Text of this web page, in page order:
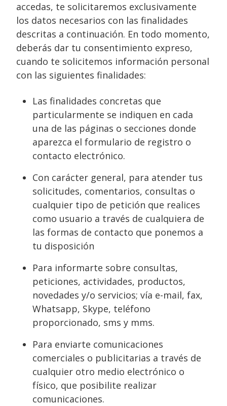
accedas, te solicitaremos exclusivamente
los datos necesarios con las finalidades
descritas a continuación. En todo momento,
deberás dar tu consentimiento expreso,
cuando te solicitemos información personal
con las siguientes finalidades:
Las finalidades concretas que
particularmente se indiquen en cada
una de las páginas o secciones donde
aparezca el formulario de registro o
contacto electrónico.
Con carácter general, para atender tus
solicitudes, comentarios, consultas o
cualquier tipo de petición que realices
como usuario a través de cualquiera de
las formas de contacto que ponemos a
tu disposición
Para informarte sobre consultas,
peticiones, actividades, productos,
novedades y/o servicios; vía e-mail, fax,
Whatsapp, Skype, teléfono
proporcionado, sms y mms.
Para enviarte comunicaciones
comerciales o publicitarias a través de
cualquier otro medio electrónico o
físico, que posibilite realizar
comunicaciones.